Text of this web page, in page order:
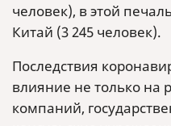
человек), в этой
Китай (3 245 человек).
Последствия
влияние не только на
компаний,